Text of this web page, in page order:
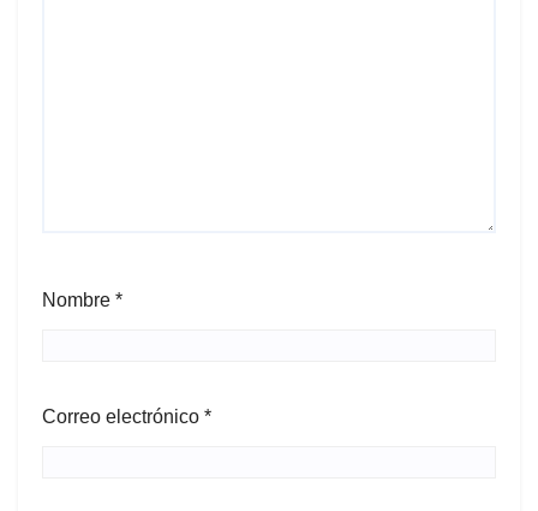
Nombre *
Correo electrónico *